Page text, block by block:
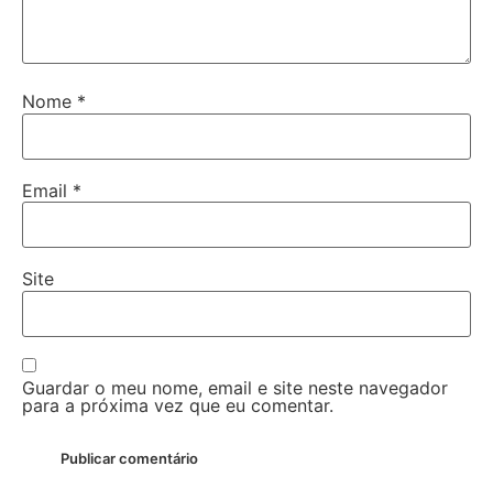
Nome *
Email *
Site
Guardar o meu nome, email e site neste navegador
para a próxima vez que eu comentar.